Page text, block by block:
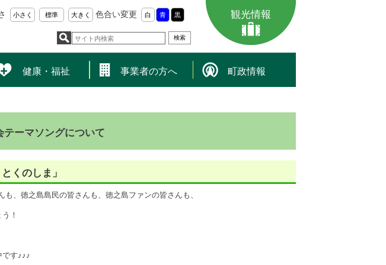
小さく 標準 大きく 色合い変更 白 青 黒 観光情報
健康・福祉 事業者の方へ 町政情報
ーマソングについて
くのしま」
、徳之島島民の皆さんも、徳之島ファンの皆さんも、
！
です♪♪♪